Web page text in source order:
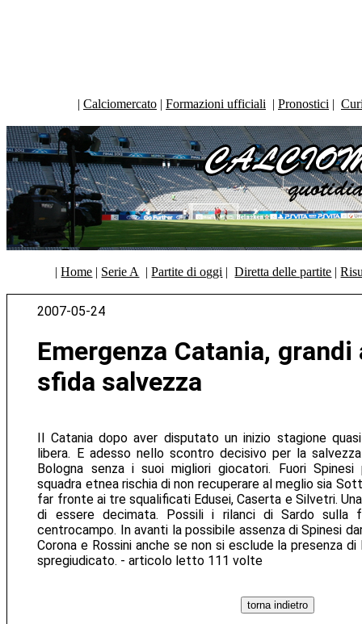
| Calciomercato | Formazioni ufficiali | Pronostici |
|Home | Serie A |Partite di oggi |Diretta delle partite |
2007-05-24
Emergenza Catania,
sfida salvezza
Il Catania dopo aver disputato un inizio stagione
libera. E adesso nello scontro decisivo per la
Bologna senza i suoi migliori giocatori. Fuori
squadra etnea rischia di non recuperare al meglio sia
far fronte ai tre squalificati Edusei, Caserta e Silvetri.
di essere decimata. Possili i rilanci di Sardo
centrocampo. In avanti la possibile assenza di Spinesi
Corona e Rossini anche se non si esclude la presenza
spregiudicato. - articolo letto 111 volte